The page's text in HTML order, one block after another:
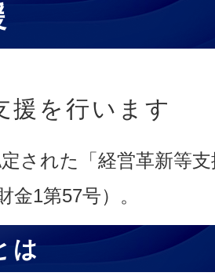
援を行います
された「経営革新等支
1第57号）。
は